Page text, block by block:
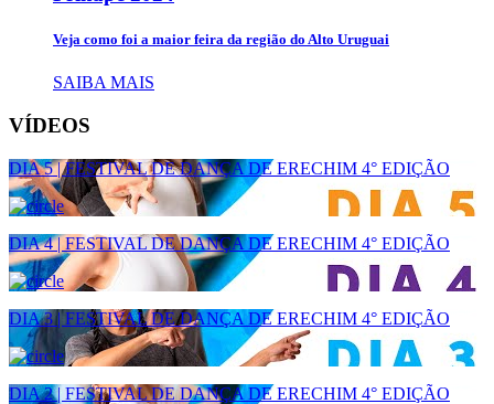
Veja como foi a maior feira da região do Alto Uruguai
SAIBA MAIS
VÍDEOS
DIA 5 | FESTIVAL DE DANÇA DE ERECHIM 4° EDIÇÃO
DIA 4 | FESTIVAL DE DANÇA DE ERECHIM 4° EDIÇÃO
DIA 3 | FESTIVAL DE DANÇA DE ERECHIM 4° EDIÇÃO
DIA 2 | FESTIVAL DE DANÇA DE ERECHIM 4° EDIÇÃO